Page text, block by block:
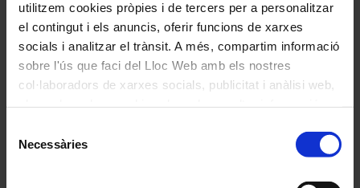
utilitzem cookies pròpies i de tercers per a personalitzar
el contingut i els anuncis, oferir funcions de xarxes
socials i analitzar el trànsit. A més, compartim informació
sobre l'ús que faci del Lloc Web amb els nostres
col·laboradors de xarxes socials, publicitat i anàlisi web,
de l'ús que hagi fet dels seus serveis. En el quadre
inferior pot “Permetre totes les cookies” o seleccionar el
Necessàries
Comparteix aquest article
Compártelo en Facebook